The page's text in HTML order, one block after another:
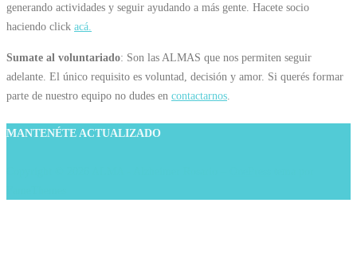
generando actividades y seguir ayudando a más gente. Hacete socio
haciendo click acá.
Sumate al voluntariado: Son las ALMAS que nos permiten seguir
adelante. El único requisito es voluntad, decisión y amor. Si querés formar
parte de nuestro equipo no dudes en contactarnos
MANTENÉTE ACTUALIZADO